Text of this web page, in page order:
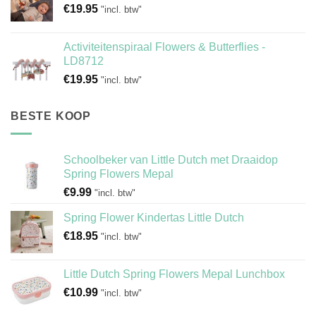
€19.95 "incl. btw"
Activiteitenspiraal Flowers & Butterflies -
LD8712
€19.95 "incl. btw"
BESTE KOOP
Schoolbeker van Little Dutch met Draaidop
Spring Flowers Mepal
€9.99 "incl. btw"
Spring Flower Kindertas Little Dutch
€18.95 "incl. btw"
Little Dutch Spring Flowers Mepal Lunchbox
€10.99 "incl. btw"